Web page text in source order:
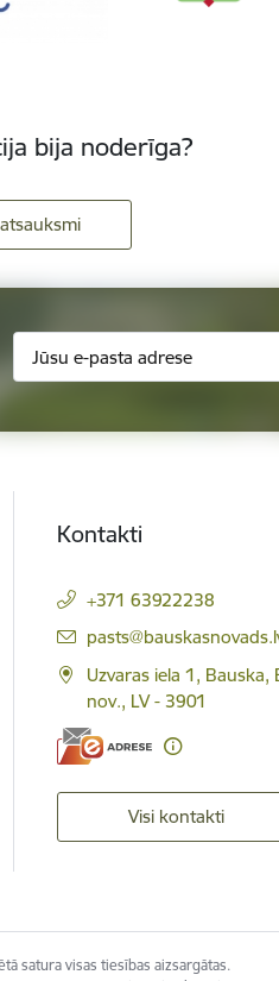
bija noderīga?
Kontakti
+371 63922238
E-pasts:
Uzvaras iela 1, Bauska,
nov., LV - 3901
Visi kontakti
satura visas tiesības aizsargātas.